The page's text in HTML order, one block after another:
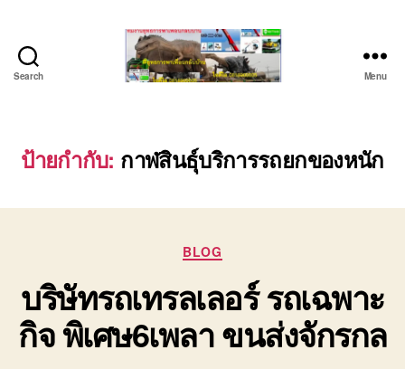
Search
เครื่องจักร
ระยอง
(บริษัท
พาณิชย์
บริการ
รถยก
รถ
รับจ้าง
Menu
ป้ายกำกับ: กาฬสินธุ์บริการรถยกของหนัก
Categories
BLOG
บริษัทรถเทรลเลอร์ รถเฉพาะ
กิจ พิเศษ6เพลา ขนส่งจักรกล